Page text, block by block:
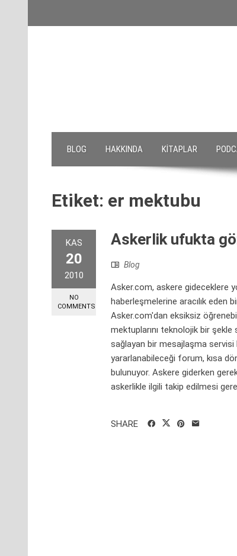
BLOG HAKKINDA KITAPLAR
Etiket: er mektubu
KAS
20
2010
NO
COMMENTS
Askerlik ufukta
Blog
Asker.com, askere gideceklere
haberleşmelerine aracılık eden
Asker.com'dan eksiksiz
mektuplarını teknolojik bir
sağlayan bir mesajlaşma servisi
yararlanabileceği forum, kısa
bulunuyor. Askere giderken
askerlikle ilgili takip edilmesi
SHARE